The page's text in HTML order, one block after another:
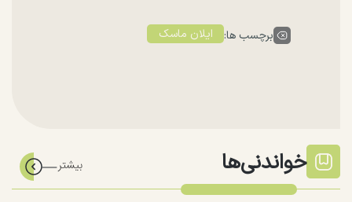
برچسب ها: ایلان ماسک
خواندنی‌ها